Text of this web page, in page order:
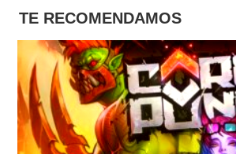
TE RECOMENDAMOS